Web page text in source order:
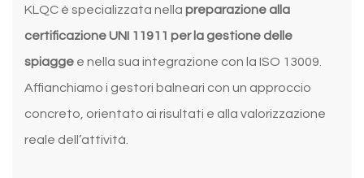
KLQC è specializzata nella preparazione alla
certificazione UNI 11911 per la gestione delle
spiagge e nella sua integrazione con la ISO 13009.
Affianchiamo i gestori balneari con un approccio
concreto, orientato ai risultati e alla valorizzazione
reale dell’attività.